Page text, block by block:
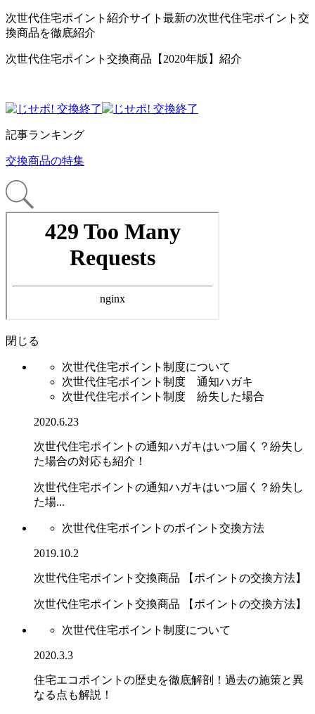
次世代住宅ポイント紹介サイト最新の次世代住宅ポイント交
換商品を徹底紹介
次世代住宅ポイント交換商品【2020年版】紹介
記事ランキング
交換商品の特集
閉じる
次世代住宅ポイント制度について
次世代住宅ポイント制度 通知ハガキ
次世代住宅ポイント制度 紛失した場合
2020.6.23
次世代住宅ポイントの通知ハガキはいつ届く？紛失し
た場合の対応も紹介！
次世代住宅ポイントの通知ハガキはいつ届く？紛失し
た場...
次世代住宅ポイントのポイント交換方法
2019.10.2
次世代住宅ポイント交換商品 【ポイントの交換方法】
次世代住宅ポイント交換商品 【ポイントの交換方法】
次世代住宅ポイント制度について
2020.3.3
住宅エコポイントの歴史を徹底解剖！過去の施策と異
なる点も解説！